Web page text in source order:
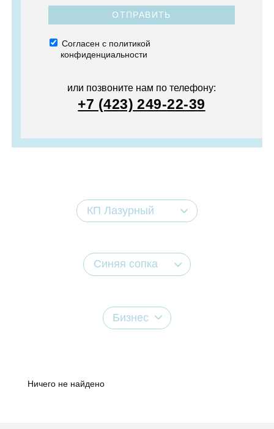
ОТПРАВИТЬ
Согласен с политикой
конфиденциальности
или позвоните нам по телефону:
+7 (423) 249-22-39
КП Лазурный
Синяя сопка
Бизнес
Ничего не найдено